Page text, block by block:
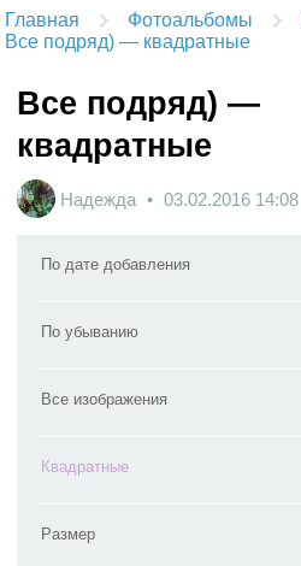
Главная Фотоальбомы
Все подряд) — квадратные
Все подряд) —
квадратные
Надежда 03.02.2016 14:08
По дате добавления
По убыванию
Все изображения
Квадратные
Размер